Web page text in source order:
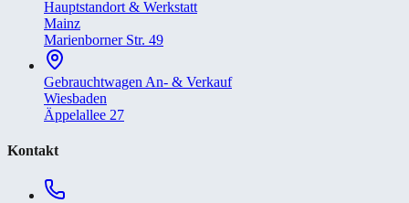
Hauptstandort & Werkstatt
Mainz
Marienborner Str. 49
Gebrauchtwagen An- & Verkauf
Wiesbaden
Äppelallee 27
Kontakt